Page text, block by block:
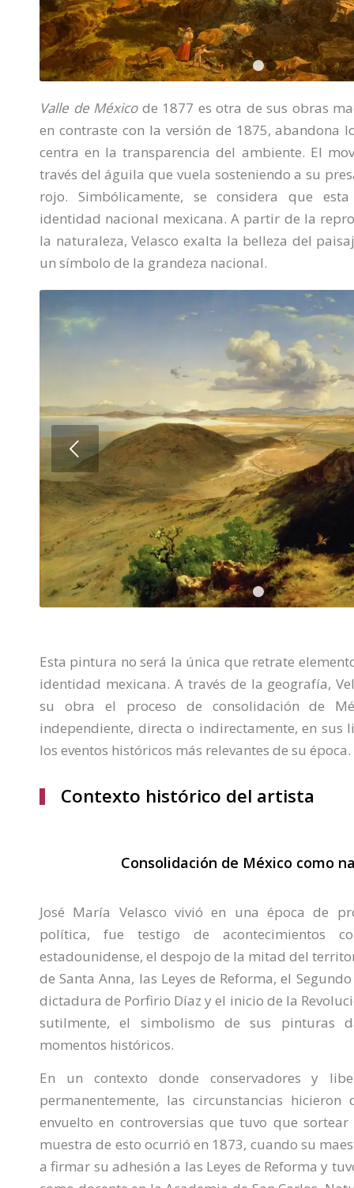
1
Valle de Méxicode 1877 es otra de sus obras
en contraste con la versión de 1875, abandona
centra en la transparencia del ambiente. El
través del águila que vuela sosteniendo a su
rojo. Simbólicamente, se considera que
identidad nacional mexicana. A partir de la
la naturaleza, Velasco exalta la belleza del
un símbolo de la grandeza nacional.
Next
1
Esta pintura no será la única que retrate
identidad mexicana. A través de la geografía,
su obra el proceso de consolidación de
independiente, directa o indirectamente, en sus
los eventos históricos más relevantes de su época.
Contexto histórico del artista
Consolidación de México como
José María Velasco vivió en una época de
política, fue testigo de acontecimientos
estadounidense, el despojo de la mitad del
de Santa Anna, las Leyes de Reforma, el
dictadura de Porfirio Díaz y el inicio de la
sutilmente, el simbolismo de sus pinturas
momentos históricos.
En un contexto donde conservadores y
permanentemente, las circunstancias hicieron
envuelto en controversias que tuvo que
muestra de esto ocurrió en 1873, cuando su
a firmar su adhesión a las Leyes de Reforma y